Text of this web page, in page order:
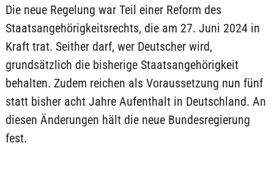
Die neue Regelung war Teil einer Reform des
Staatsangehörigkeitsrechts, die am 27. Juni 2024 in
Kraft trat. Seither darf, wer Deutscher wird,
grundsätzlich die bisherige Staatsangehörigkeit
behalten. Zudem reichen als Voraussetzung nun fünf
statt bisher acht Jahre Aufenthalt in Deutschland. An
diesen Änderungen hält die neue Bundesregierung
fest.